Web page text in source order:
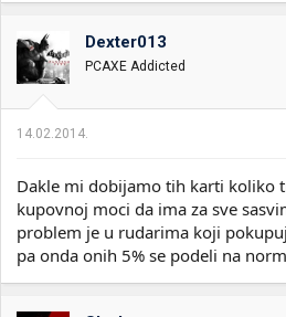
Dexter013
PCAXE Addicted
14.02.2014.
Dakle mi dobijamo tih karti koliko
kupovnoj moci da ima za sve
problem je u rudarima koji
pa onda onih 5% se podeli na